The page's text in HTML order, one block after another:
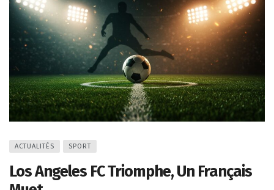
ACTUALITÉS SPORT
Los Angeles FC Triomphe, Un Français